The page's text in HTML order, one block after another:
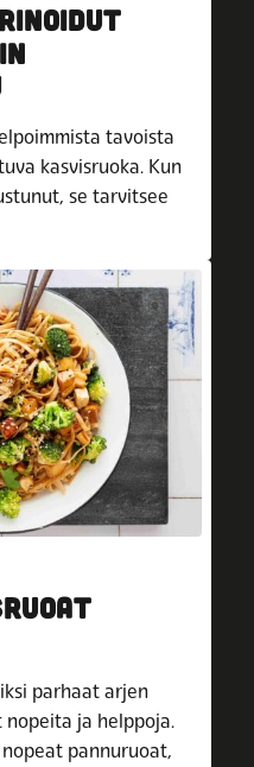
tavoista
kasvisruoka. Kun
se tarvitsee
parhaat arjen
ja helppoja.
pannuruoat,